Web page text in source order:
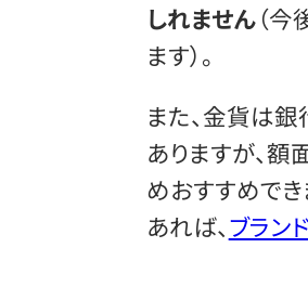
しれません（
ます）。
また、金貨は
ありますが、
めおすすめで
あれば、ブラン